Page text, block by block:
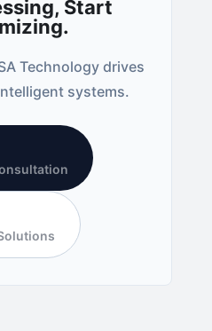
Start
Technology drives
systems.